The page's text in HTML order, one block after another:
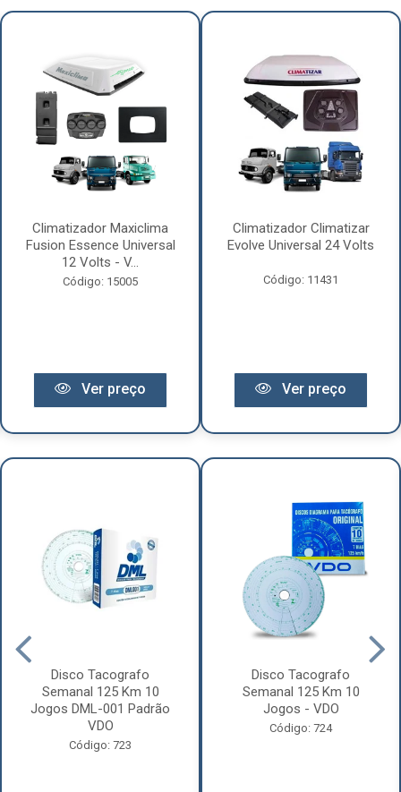
Climatizador Maxiclima
Fusion Essence Universal
12 Volts - V...
Código: 15005
Ver preço
Climatizador Climatizar
Evolve Universal 24 Volts
Código: 11431
Ver preço
Disco Tacografo
Semanal 125 Km 10
Jogos DML-001 Padrão
VDO
Código: 723
Disco Tacografo
Semanal 125 Km 10
Jogos - VDO
Código: 724